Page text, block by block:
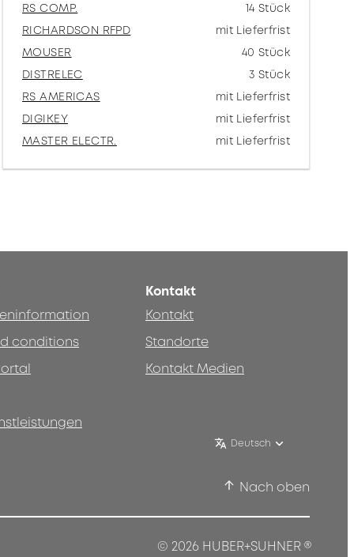
RS COMP.
14 Stück
RICHARDSON RFPD
mit Lieferfrist
MOUSER
40 Stück
DISTRELEC
3 Stück
RS AMERICAS
mit Lieferfrist
DIGIKEY
mit Lieferfrist
MASTER ELECTR.
mit Lieferfrist
conditions
Kontakt
Kontakt
Standorte
Kontakt Medien
Deutsch
Nach oben
© 2026 HUBER+SUHNER®